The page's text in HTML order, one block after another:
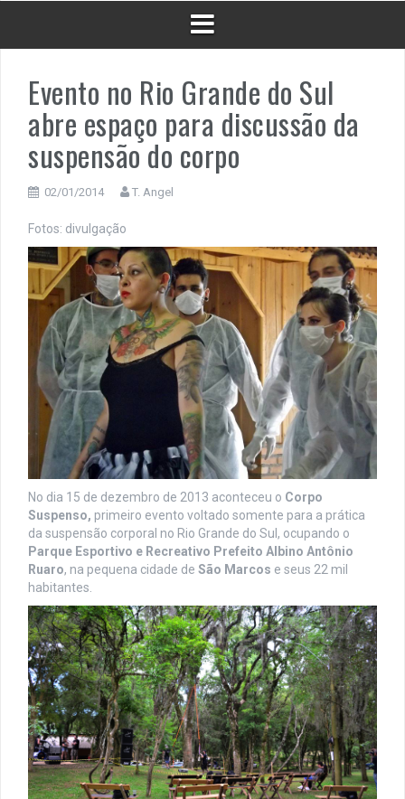
Evento no Rio Grande do Sul
abre espaço para discussão da
suspensão do corpo
02/01/2014 T. Angel
Fotos: divulgação
No dia 15 de dezembro de 2013 aconteceu o Corpo
Suspenso, primeiro evento voltado somente para a prática
da suspensão corporal no Rio Grande do Sul, ocupando o
Parque Esportivo e Recreativo Prefeito Albino Antônio
Ruaro, na pequena cidade de São Marcos e seus 22 mil
habitantes.